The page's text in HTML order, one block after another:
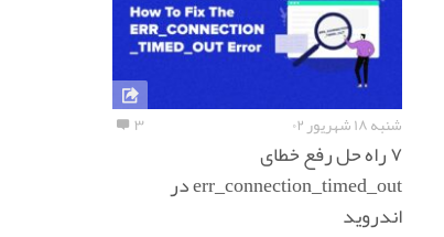
شنبه ۱۸ شهریور ۰۲ ۳
۷ راه حل رفع خطای
err_connection_timed_out در
اندروید